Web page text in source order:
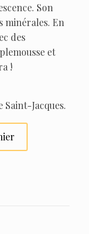
Son
minérales. En
des
et
!
Jacques.